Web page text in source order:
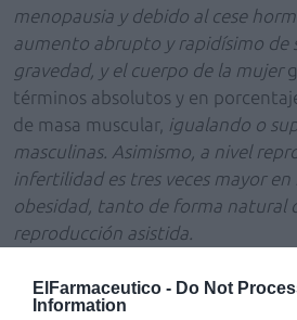
ElFarmaceutico - Do Not
Information
menopausia y debido al cese
aumento abrupto y rapidísimo de
gravedad, y el cuerpo de la mujer
términos absolutos y en
de masa muscular, igualando o
masculinas. Asimismo, a nivel
infertilidad es tres veces mayor en
obesidad, tanto de forma natural
reproducción asistida.
Además, el componente
relevante en mujeres como causa